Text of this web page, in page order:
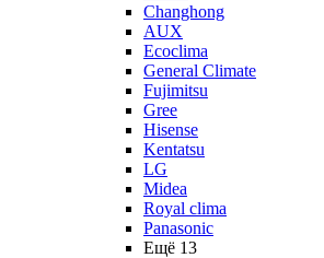
Changhong
AUX
Ecoclima
General Climate
Fujimitsu
Gree
Hisense
Kentatsu
LG
Midea
Royal clima
Panasonic
Ещё 13